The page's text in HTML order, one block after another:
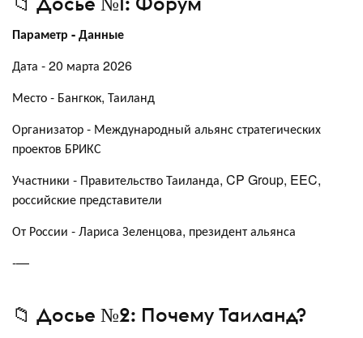
Параметр - Данные
Дата - 20 марта 2026
Место - Бангкок, Таиланд
Организатор - Международный альянс стратегических
проектов БРИКС
Участники - Правительство Таиланда, CP Group, EEC,
российские представители
От России - Лариса Зеленцова, президент альянса
-—
📁 Досье №2: Почему Таиланд?